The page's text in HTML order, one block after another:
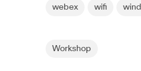
webex wifi
Workshop